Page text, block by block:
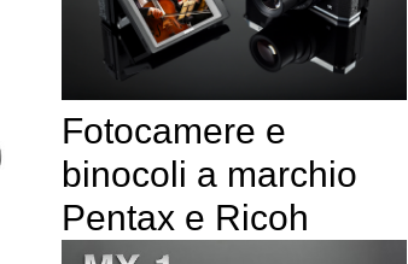
Fotocamere e
binocoli a marchio
Pentax e Ricoh